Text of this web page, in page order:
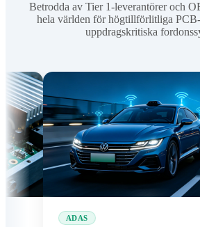
Betrodda av Tier 1-leverantörer och
hela världen för högtillförlitliga
uppdragskritiska